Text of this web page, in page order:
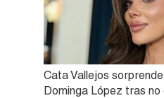
Cata Vallejos
Dominga López tras no